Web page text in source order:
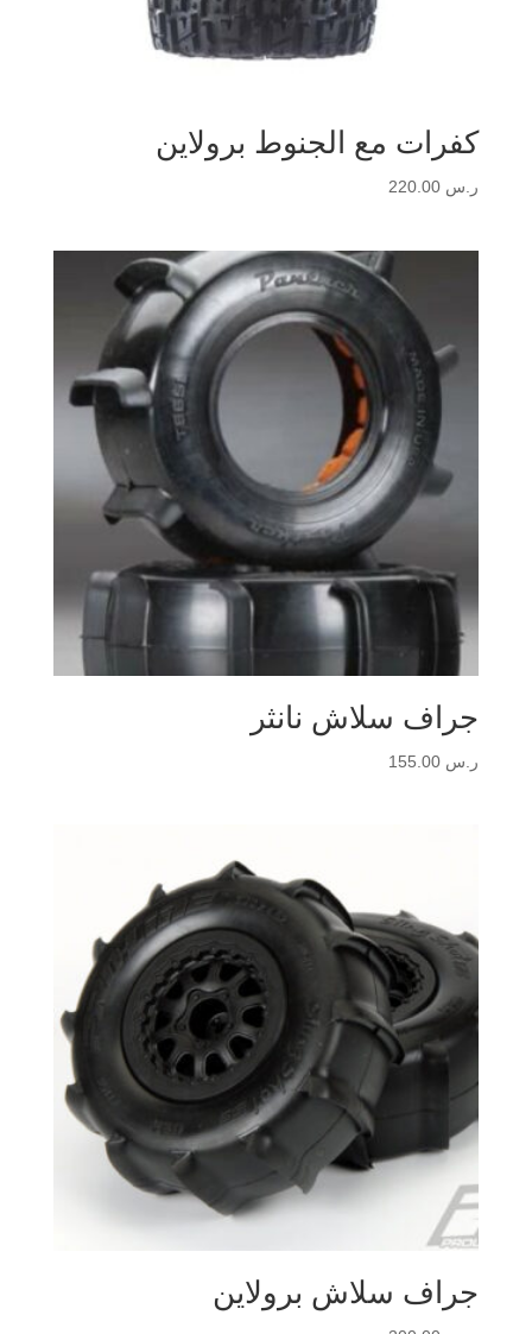
كفرات مع الجنوط برولاين
ر.س
جراف سلاش نانثر
ر.س
جراف سلاش برولاين